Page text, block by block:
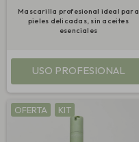
Mascarilla profesional ideal para
pieles delicadas, sin aceites
esenciales
USO PROFESIONAL
OFERTA KIT